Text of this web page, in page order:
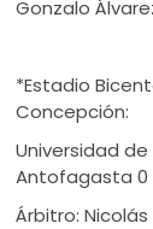
Gonzalo
*Estadio
Concepción:
Universidad
Antofagasta 0
Árbitro: